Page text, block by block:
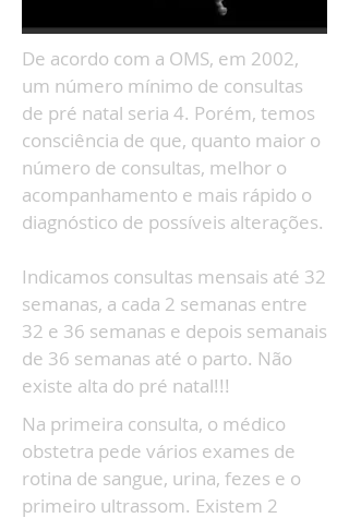
De acordo com a OMS, em 2002,
um número mínimo de consultas
de pré natal seria 4. Porém, temos
consciência de que, quanto maior o
número de consultas, melhor o
acompanhamento e mais rápido o
diagnóstico de possíveis alterações.
Indicamos consultas mensais até 32
semanas, a cada 2 semanas entre
32 e 36 semanas e depois semanais
de 36 semanas até o parto. Não
existe alta do pré natal!!!
Na primeira consulta, o médico
obstetra pede vários exames de
rotina de sangue, urina, fezes e o
primeiro ultrassom. Existem 2